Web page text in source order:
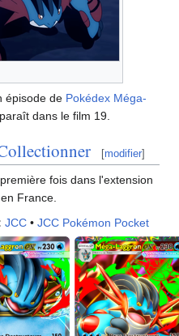
épisode de Pokédex Méga-
dans le film 19.
[modifier]
fois dans l'extension
France.
JCC• JCC Pokémon Pocket